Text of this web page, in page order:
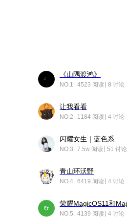
《山隅渡鸿》
NO.1 4523 阅读 8 讨论
让我看看
NO.2 1184 阅读 4 讨论
闪耀女生｜蓝色系
NO.3 7.5w 阅读 51 讨论
青山环沃野
NO.4 6419 阅读 4 讨论
NO.5 4139 阅读 4 讨论